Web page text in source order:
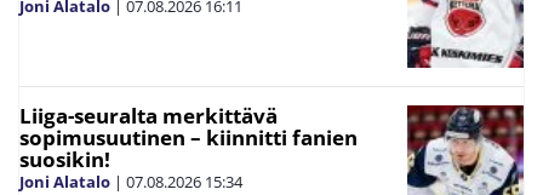
Joni Alatalo 07.08.2026 16:11
Liiga-seuralta merkittävä
sopimusuutinen – kiinnitti fanien
suosikin!
Joni Alatalo | 07.08.2026 15:34